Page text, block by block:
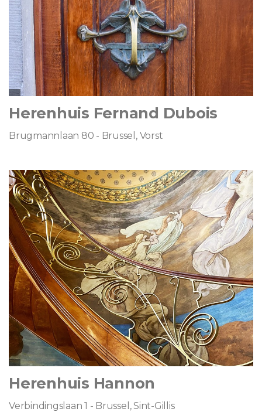
Herenhuis Fernand Dubois
Brugmannlaan 80 - Brussel, Vorst
Herenhuis Hannon
Verbindingslaan 1 - Brussel, Sint-Gillis